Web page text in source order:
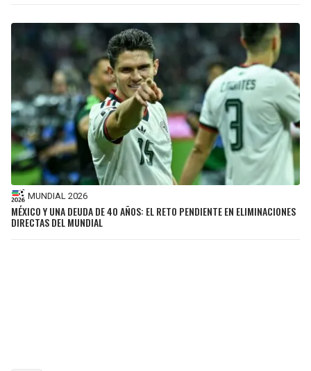
MUNDIAL 2026
MÉXICO Y UNA DEUDA DE 40 AÑOS: EL RETO PENDIENTE EN ELIMINACIONES
DIRECTAS DEL MUNDIAL